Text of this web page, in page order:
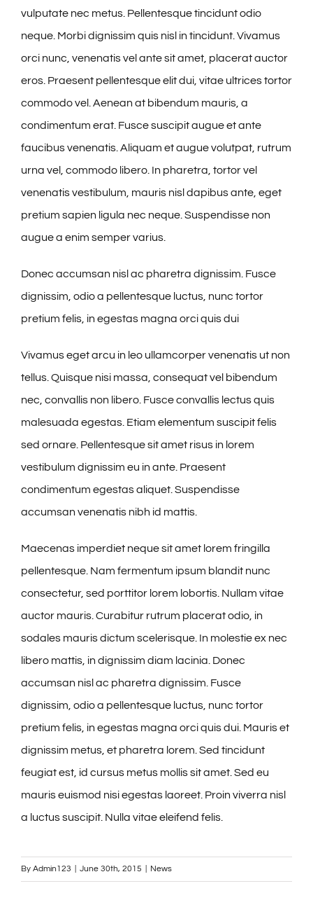
vulputate nec metus. Pellentesque tincidunt odio
neque. Morbi dignissim quis nisl in tincidunt. Vivamus
orci nunc, venenatis vel ante sit amet, placerat auctor
eros. Praesent pellentesque elit dui, vitae ultrices tortor
commodo vel. Aenean at bibendum mauris, a
condimentum erat. Fusce suscipit augue et ante
faucibus venenatis. Aliquam et augue volutpat, rutrum
urna vel, commodo libero. In pharetra, tortor vel
venenatis vestibulum, mauris nisl dapibus ante, eget
pretium sapien ligula nec neque. Suspendisse non
augue a enim semper varius.
Donec accumsan nisl ac pharetra dignissim. Fusce
dignissim, odio a pellentesque luctus, nunc tortor
pretium felis, in egestas magna orci quis dui
Vivamus eget arcu in leo ullamcorper venenatis ut non
tellus. Quisque nisi massa, consequat vel bibendum
nec, convallis non libero. Fusce convallis lectus quis
malesuada egestas. Etiam elementum suscipit felis
sed ornare. Pellentesque sit amet risus in lorem
vestibulum dignissim eu in ante. Praesent
condimentum egestas aliquet. Suspendisse
accumsan venenatis nibh id mattis.
Maecenas imperdiet neque sit amet lorem fringilla
pellentesque. Nam fermentum ipsum blandit nunc
consectetur, sed porttitor lorem lobortis. Nullam vitae
auctor mauris. Curabitur rutrum placerat odio, in
sodales mauris dictum scelerisque. In molestie ex nec
libero mattis, in dignissim diam lacinia. Donec
accumsan nisl ac pharetra dignissim. Fusce
dignissim, odio a pellentesque luctus, nunc tortor
pretium felis, in egestas magna orci quis dui. Mauris et
dignissim metus, et pharetra lorem. Sed tincidunt
feugiat est, id cursus metus mollis sit amet. Sed eu
mauris euismod nisi egestas laoreet. Proin viverra nisl
a luctus suscipit. Nulla vitae eleifend felis.
By Admin123 June 30th, 2015 News